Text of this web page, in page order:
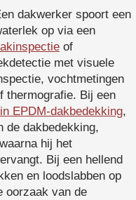
dakwerker spoort een
op via een
of
met visuele
vochtmetingen
thermografie. Bij een
EPDM-dakbedekking,
de dakbedekking,
hij het
Bij een hellend
en loodslabben op
oorzaak van de